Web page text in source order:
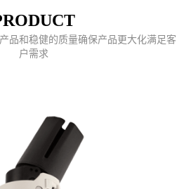
品和稳健的质量确保产品更大化满足客
户需求